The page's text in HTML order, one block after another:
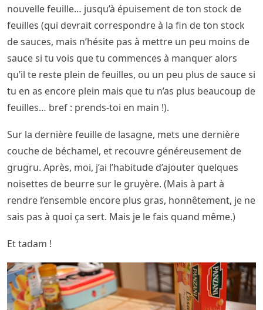
nouvelle feuille… jusqu’à épuisement de ton stock de
feuilles (qui devrait correspondre à la fin de ton stock
de sauces, mais n’hésite pas à mettre un peu moins de
sauce si tu vois que tu commences à manquer alors
qu’il te reste plein de feuilles, ou un peu plus de sauce si
tu en as encore plein mais que tu n’as plus beaucoup de
feuilles… bref : prends-toi en main !).
Sur la dernière feuille de lasagne, mets une dernière
couche de béchamel, et recouvre généreusement de
grugru. Après, moi, j’ai l’habitude d’ajouter quelques
noisettes de beurre sur le gruyère. (Mais à part à
rendre l’ensemble encore plus gras, honnêtement, je ne
sais pas à quoi ça sert. Mais je le fais quand même.)
Et tadam !